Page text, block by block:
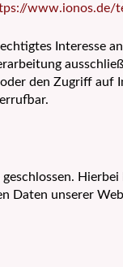
www.ionos.de/
Interesse
den Zugriff auf
Hierbei
Daten unserer